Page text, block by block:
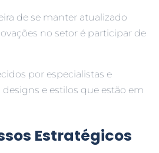
de se manter atualizado
no setor é participar de
por especialistas e
e estilos que estão em
Estratégicos